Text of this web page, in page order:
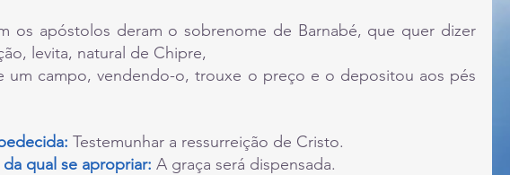
os apóstolos deram o sobrenome de Barnabé, que quer dizer
levita, natural de Chipre,
um campo, vendendo-o, trouxe o preço e o depositou aos pés
Testemunhar a ressurreição de Cristo.
qual se apropriar: A graça será dispensada.